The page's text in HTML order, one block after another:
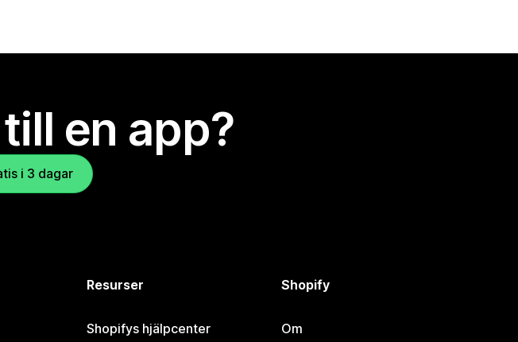
en app?
i 3 dagar
Resurser
Shopifys hjälpcenter
Shopify
Om